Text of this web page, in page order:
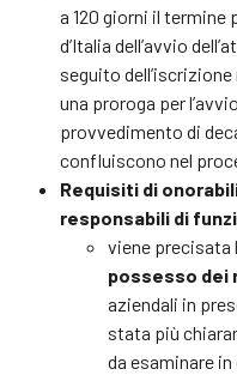
a 120 giorni il termine
d’Italia dell’avvio
seguito
una proroga per
provvedimento di
confluiscono nel
Requisiti di
responsabili di
viene precisata
possesso dei
aziendali in
stata più
da esaminare